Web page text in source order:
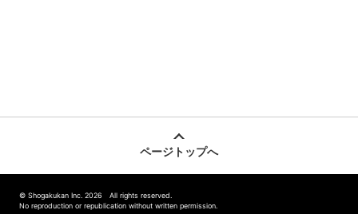
ページトップへ
© Shogakukan Inc. 2026 All rights reserved.
No reproduction or republication without written permission.